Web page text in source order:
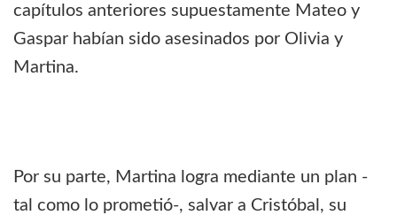
capítulos anteriores supuestamente Mateo y
Gaspar habían sido asesinados por Olivia y
Martina.
Por su parte, Martina logra mediante un plan -
tal como lo prometió-, salvar a Cristóbal, su